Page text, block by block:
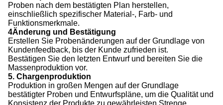
Proben nach dem bestätigten Plan herstellen,
einschließlich spezifischer Material-, Farb- und
Funktionsmerkmale.
4Änderung und Bestätigung
Erstellen Sie Probenänderungen auf der Grundlage von
Kundenfeedback, bis der Kunde zufrieden ist.
Bestätigen Sie den letzten Entwurf und bereiten Sie die
Massenproduktion vor.
5. Chargenproduktion
Produktion in großen Mengen auf der Grundlage
bestätigter Proben und Entwurfspläne, um die Qualität und
Konsistenz der Produkte zu gewährleisten.Strenge